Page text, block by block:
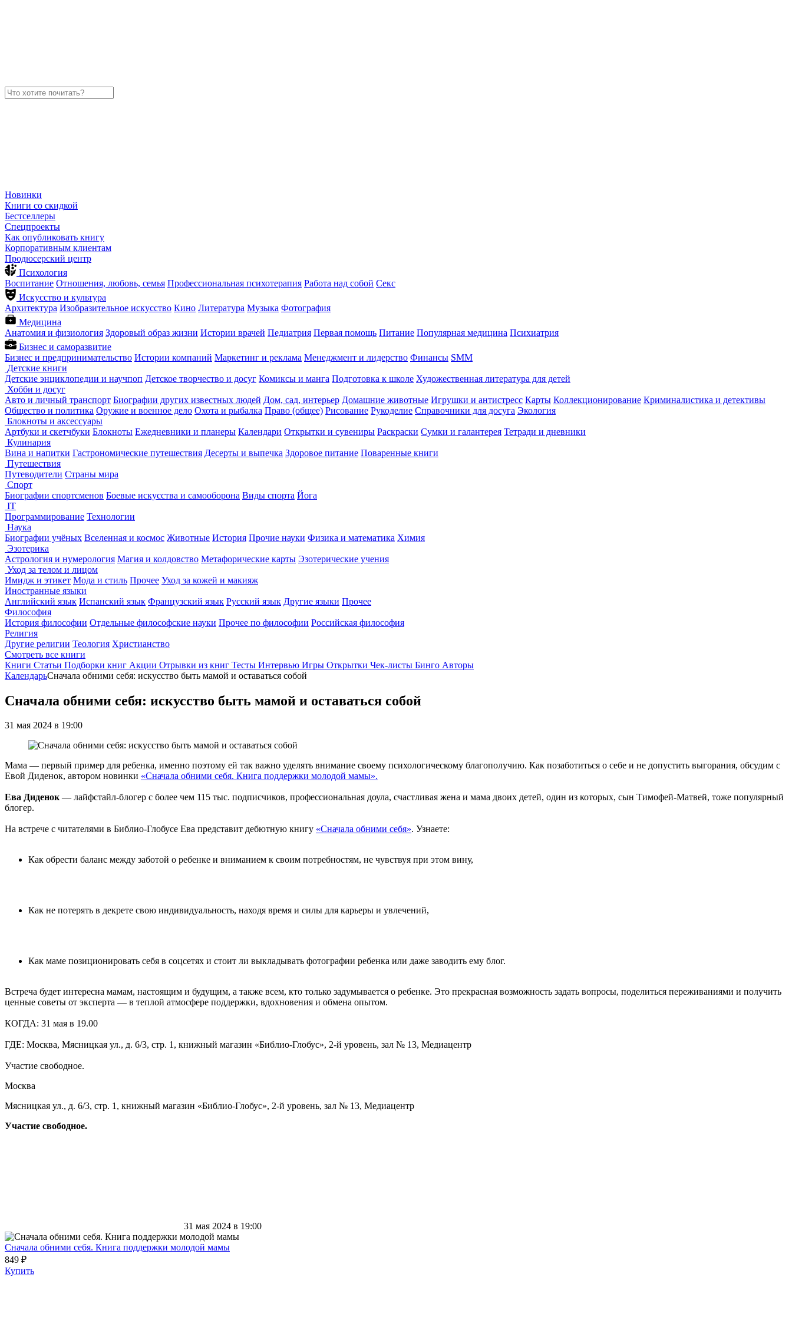
Новинки
Книги со скидкой
Бестселлеры
Спецпроекты
Как опубликовать книгу
Корпоративным клиентам
Продюсерский центр
Психология
Воспитание Отношения, любовь, семья Профессиональная психотерапия Работа над собой Секс
Искусство и культура
Архитектура Изобразительное искусство Кино Литература Музыка Фотография
Медицина
Анатомия и физиология Здоровый образ жизни Истории врачей Педиатрия Первая помощь Питание Популярная медицина Психиатрия
Бизнес и саморазвитие
Бизнес и предпринимательство Истории компаний Маркетинг и реклама Менеджмент и лидерство Финансы SMM
Детские книги
Детские энциклопедии и научпоп Детское творчество и досуг Комиксы и манга Подготовка к школе Художественная литература для детей
Хобби и досуг
Авто и личный транспорт Биографии других известных людей Дом, сад, интерьер Домашние животные Игрушки и антистресс Карты Коллекционирование Криминалистика и детективы
Общество и политика Оружие и военное дело Охота и рыбалка Право (общее) Рисование Рукоделие Справочники для досуга Экология
Блокноты и аксессуары
Артбуки и скетчбуки Блокноты Ежедневники и планеры Календари Открытки и сувениры Раскраски Сумки и галантерея Тетради и дневники
Кулинария
Вина и напитки Гастрономические путешествия Десерты и выпечка Здоровое питание Поваренные книги
Путешествия
Путеводители Страны мира
Спорт
Биографии спортсменов Боевые искусства и самооборона Виды спорта Йога
IT
Программирование Технологии
Наука
Биографии учёных Вселенная и космос Животные История Прочие науки Физика и математика Химия
Эзотерика
Астрология и нумерология Магия и колдовство Метафорические карты Эзотерические учения
Уход за телом и лицом
Имидж и этикет Мода и стиль Прочее Уход за кожей и макияж
Иностранные языки
Английский язык Испанский язык Французский язык Русский язык Другие языки Прочее
Философия
История философии Отдельные философские науки Прочее по философии Российская философия
Религия
Другие религии Теология Христианство
Смотреть все книги
Книги Статьи Подборки книг Акции Отрывки из книг Тесты Интервью Игры Открытки Чек-листы Бинго Авторы
КалендарьСначала обними себя: искусство быть мамой и оставаться собой
Сначала обними себя: искусство быть мамой и оставаться собой
31 мая 2024 в 19:00
Мама — первый пример для ребенка, именно поэтому ей так важно уделять внимание своему психологическому благополучию. Как позаботиться о себе и не допустить выгорания, обсудим с
Евой Диденок, автором новинки «Сначала обними себя. Книга поддержки молодой мамы».
Ева Диденок— лайфстайл-блогер с более чем 115 тыс. подписчиков, профессиональная доула, счастливая жена и мама двоих детей, один из которых, сын Тимофей-Матвей, тоже популярный
блогер.
На встрече с читателями в Библио-Глобусе Ева представит дебютную книгу «Сначала обними себя». Узнаете:
Как обрести баланс между заботой о ребенке и вниманием к своим потребностям, не чувствуя при этом вину,
Как не потерять в декрете свою индивидуальность, находя время и силы для карьеры и увлечений,
Как маме позиционировать себя в соцсетях и стоит ли выкладывать фотографии ребенка или даже заводить ему блог.
Встреча будет интересна мамам, настоящим и будущим, а также всем, кто только задумывается о ребенке. Это прекрасная возможность задать вопросы, поделиться переживаниями и получить
ценные советы от эксперта — в теплой атмосфере поддержки, вдохновения и обмена опытом.
КОГДА: 31 мая в 19.00
ГДЕ: Москва, Мясницкая ул., д. 6/3, стр. 1, книжный магазин «Библио-Глобус», 2-й уровень, зал № 13, Медиацентр
Участие свободное.
Москва
Мясницкая ул., д. 6/3, стр. 1, книжный магазин «Библио-Глобус», 2-й уровень, зал № 13, Медиацентр
Участие свободное.
31 мая 2024 в 19:00
Сначала обними себя. Книга поддержки молодой мамы
849 ₽
Купить